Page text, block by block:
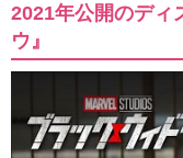
2021年公開のディ
ウ』